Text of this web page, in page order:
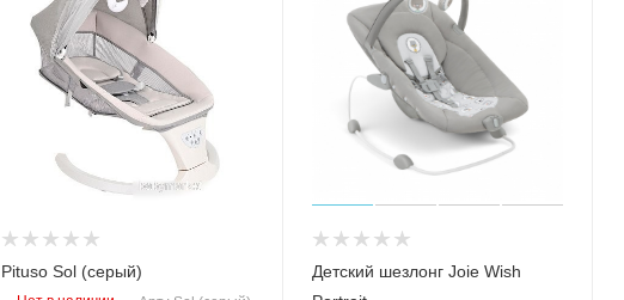
Pituso Sol (серый)
Детский шезлонг Joie Wish